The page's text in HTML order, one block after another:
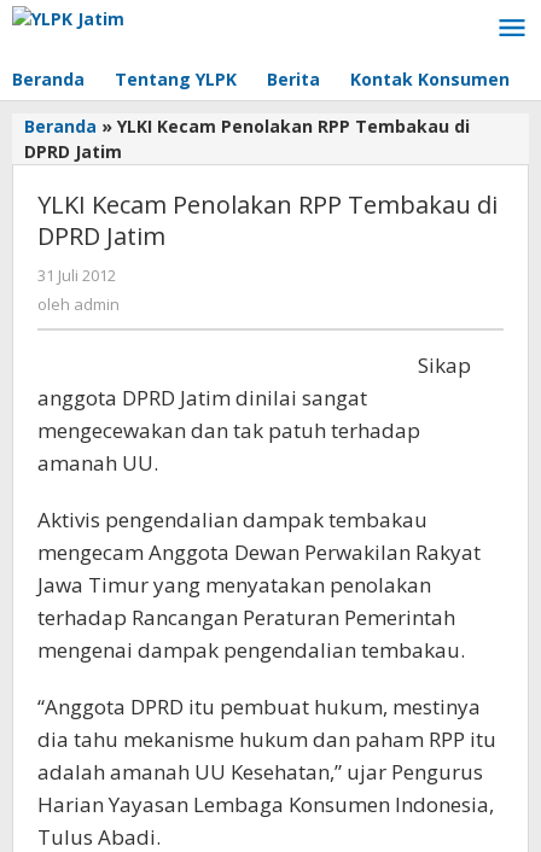
Lewati
Beranda Tentang YLPK Berita Kontak Konsumen
Beranda » YLKI Kecam Penolakan RPP Tembakau di
DPRD Jatim
YLKI Kecam Penolakan RPP Tembakau di
DPRD Jatim
31 Juli 2012
oleh admin
Sikap
anggota DPRD Jatim dinilai sangat
mengecewakan dan tak patuh terhadap
amanah UU.
Aktivis pengendalian dampak tembakau
mengecam Anggota Dewan Perwakilan Rakyat
Jawa Timur yang menyatakan penolakan
terhadap Rancangan Peraturan Pemerintah
mengenai dampak pengendalian tembakau.
“Anggota DPRD itu pembuat hukum, mestinya
dia tahu mekanisme hukum dan paham RPP itu
adalah amanah UU Kesehatan,” ujar Pengurus
Harian Yayasan Lembaga Konsumen Indonesia,
Tulus Abadi.